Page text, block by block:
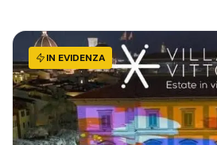
IN EVIDENZA